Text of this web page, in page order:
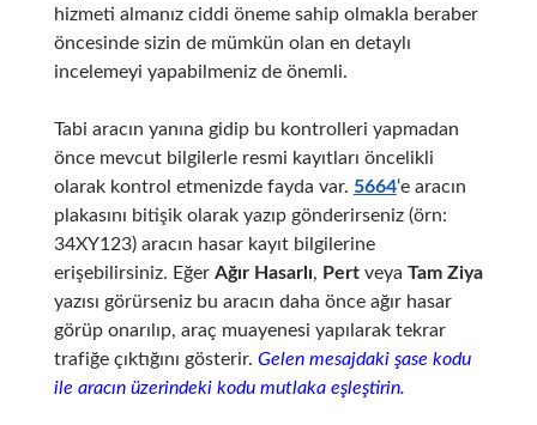
hizmeti almanız ciddi öneme sahip olmakla beraber
öncesinde sizin de mümkün olan en detaylı
incelemeyi yapabilmeniz de önemli.
Tabi aracın yanına gidip bu kontrolleri yapmadan
önce mevcut bilgilerle resmi kayıtları öncelikli
olarak kontrol etmenizde fayda var. 5664‘e aracın
plakasını bitişik olarak yazıp gönderirseniz (örn:
34XY123) aracın hasar kayıt bilgilerine
erişebilirsiniz. Eğer Ağır Hasarlı, Pertveya Tam Ziya
yazısı görürseniz bu aracın daha önce ağır hasar
görüp onarılıp, araç muayenesi yapılarak tekrar
trafiğe çıktığını gösterir. Gelen mesajdaki şase kodu
ile aracın üzerindeki kodu mutlaka eşleştirin.